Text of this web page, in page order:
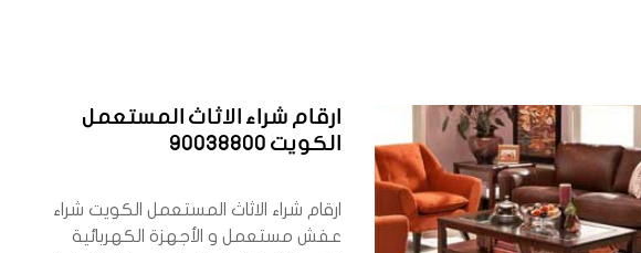
ارقام شراء الاثاث المستعمل
الكويت 90038800
ارقام شراء الاثاث المستعمل الكويت شراء
عفش مستعمل و الأجهزة الكهربائية